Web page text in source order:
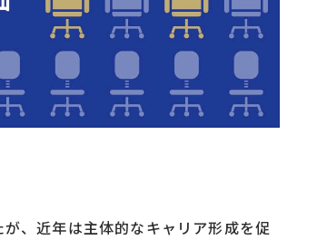
、近年は主体的なキャリア形成を促